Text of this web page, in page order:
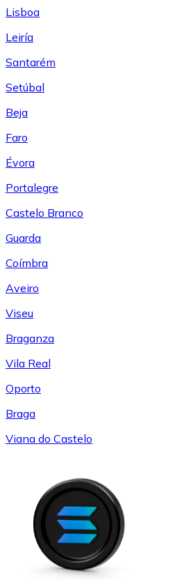
Lisboa
Leiría
Santarém
Setúbal
Beja
Faro
Évora
Portalegre
Castelo Branco
Guarda
Coímbra
Aveiro
Viseu
Braganza
Vila Real
Oporto
Braga
Viana do Castelo